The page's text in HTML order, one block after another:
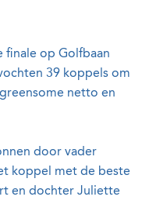
finale op Golfbaan
39 koppels om
netto en
door vader
koppel met de beste
en dochter Juliette